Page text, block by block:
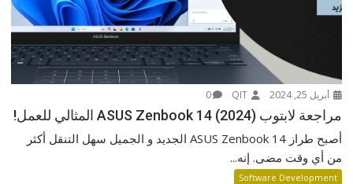
أبريل 25, 2024 QIT
0
مراجعة لابتوب ASUS Zenbook 14 (2024) المثالي للعمل!
أصبح طراز ASUS Zenbook 14 الجديد و الجميل سهل التنقل أكثر
من أي وقت مضى. إنه...
Software Development